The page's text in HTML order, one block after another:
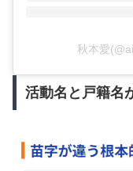
秋本愛
活動名と戸籍名